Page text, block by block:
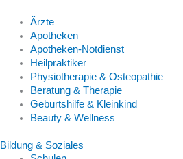
Ärzte
Apotheken
Apotheken-Notdienst
Heilpraktiker
Physiotherapie & Osteopathie
Beratung & Therapie
Geburtshilfe & Kleinkind
Beauty & Wellness
Bildung & Soziales